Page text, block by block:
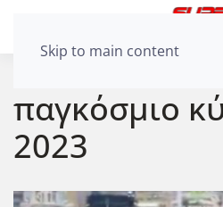
Skip to main content
παγκόσμιο
2023